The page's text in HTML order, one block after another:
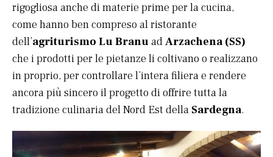
rigogliosa anche di materie prime per la cucina,
come hanno ben compreso al ristorante
dell’agriturismo Lu Branu adArzachena (SS)
che i prodotti per le pietanze li coltivano o realizzano
in proprio, per controllare l’intera filiera e rendere
ancora più sincero il progetto di offrire tutta la
tradizione culinaria del Nord Est della Sardegna.